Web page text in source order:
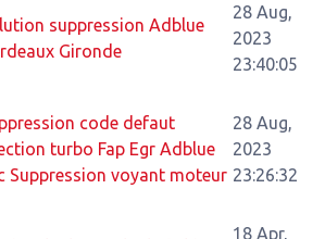
suppression Adblue
Gironde
28 Aug,
2023
23:40:05
code defaut
turbo Fap Egr Adblue
Suppression voyant moteur
28 Aug,
2023
23:26:32
18 Apr,